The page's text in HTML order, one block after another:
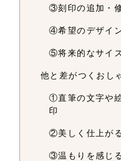
③刻印の追加・
④希望のデザイ
⑤将来的なサイ
他と差がつくおし
①直筆の文字や
印
②美しく仕上が
③温もりを感じ